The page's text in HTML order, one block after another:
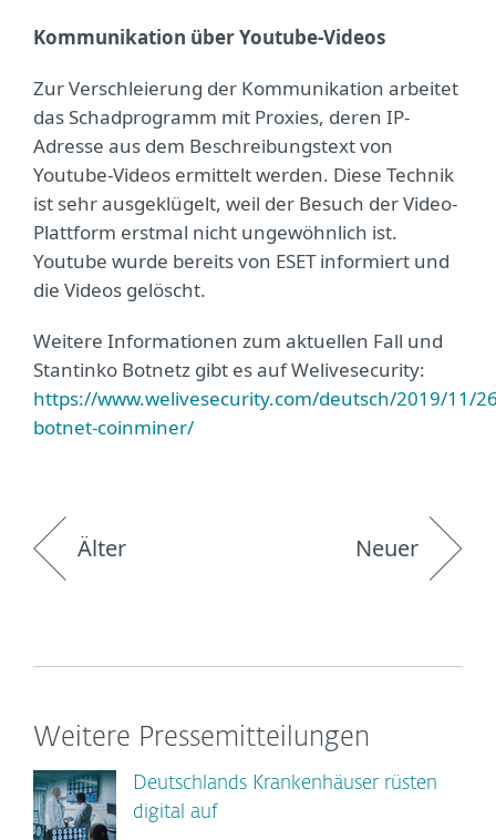
Kommunikation über Youtube-Videos
Zur Verschleierung der Kommunikation arbeitet
das Schadprogramm mit Proxies, deren IP-
Adresse aus dem Beschreibungstext von
Youtube-Videos ermittelt werden. Diese Technik
ist sehr ausgeklügelt, weil der Besuch der Video-
Plattform erstmal nicht ungewöhnlich ist.
Youtube wurde bereits von ESET informiert und
die Videos gelöscht.
Weitere Informationen zum aktuellen Fall und
Stantinko Botnetz gibt es auf Welivesecurity:
https://www.welivesecurity.com/deutsch/2019/11/
botnet-coinminer/
Älter Neuer
Weitere Pressemitteilungen
Deutschlands Krankenhäuser rüsten
digital auf